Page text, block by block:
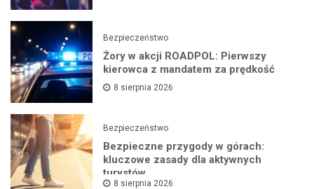
Bezpieczeństwo
Żory w akcji ROADPOL: Pierwszy
kierowca z mandatem za prędkość
8 sierpnia 2026
Bezpieczeństwo
Bezpieczne przygody w górach:
kluczowe zasady dla aktywnych
turystów
8 sierpnia 2026